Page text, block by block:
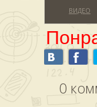
ВИДЕО
0